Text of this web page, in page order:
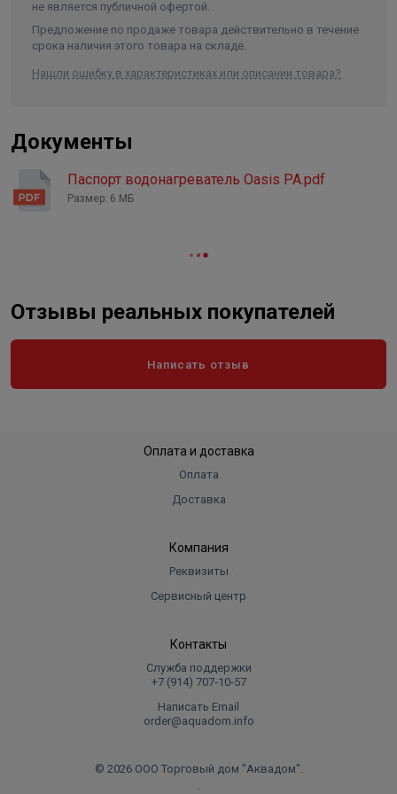
Возможность распределения воды по нескольким
водопроводным точкам одновременно
Гарантия - 7 лет на внутренний бак
Сенсорная панель управления Нет
Регулировка мощности Нет
Предохранительный клапан Есть
Защита от перегрева
Анод/материал анода магниевый анод
Форма
Нет
не является публичной офертой.
Предложение по продаже товара действительно в течение
срока наличия этого товара на складе.
Нашли ошибку в характеристиках или описании товара?
Документы
Паспорт водонагреватель Oasis PA.pdf
Размер: 6 МБ
Отзывы реальных покупателей
Написать отзыв
Оплата и доставка
Оплата
Доставка
Компания
Реквизиты
Сервисный центр
Контакты
Служба поддержки
+7 (914) 707‑10‑57
Написать Email
order@aquadom.info
© 2026 ООО Торговый дом "Аквадом".
.